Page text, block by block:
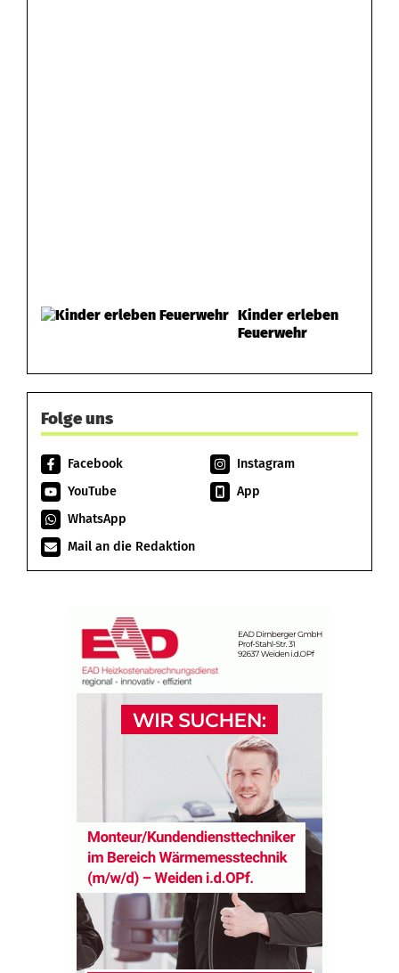
Kinder erleben
Feuerwehr
Folge uns
Facebook
Instagram
YouTube
App
WhatsApp
Mail an die Redaktion